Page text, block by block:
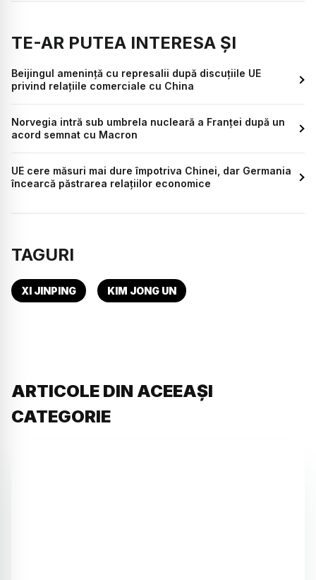
TE-AR PUTEA INTERESA ȘI
Beijingul amenință cu represalii după discuțiile UE
privind relațiile comerciale cu China
Norvegia intră sub umbrela nucleară a Franței după un
acord semnat cu Macron
UE cere măsuri mai dure împotriva Chinei, dar Germania
încearcă păstrarea relațiilor economice
TAGURI
XI JINPING KIM JONG UN
ARTICOLE DIN ACEEAȘI
CATEGORIE